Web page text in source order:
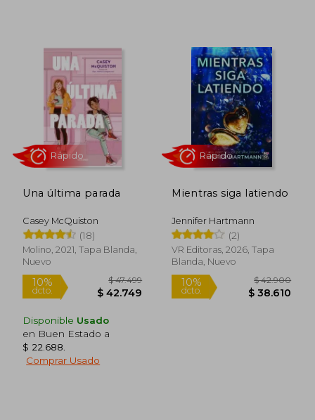
10%
dcto. $ 9.356
10%
dcto.
Una última parada
Casey McQuiston
(18)
Molino, 2021, Tapa Blanda,
Nuevo
Disponible Usado
en Buen Estado a
$ 22.688
Comprar Usado
Mientras siga latiendo
Jennifer Hartmann
(2)
VR Editoras, 2026, Tapa
Blanda, Nuevo